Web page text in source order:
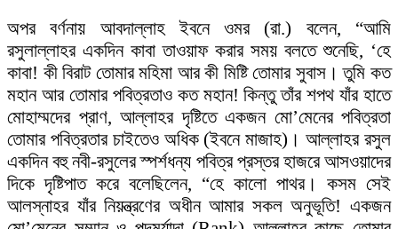
অপর বর্ণনায় আবদাল্লাহ ইবনে ওমর (রা.) বলেন, “আমি
রসুলাল্লাহর একদিন কাবা তাওয়াফ করার সময় বলতে শুনেছি, ‘হে
কাবা! কী বিরাট তোমার মহিমা আর কী মিষ্টি তোমার সুবাস। তুমি কত
মহান আর তোমার পবিত্রতাও কত মহান! কিন্তু তাঁর শপথ যাঁর হাতে
মোহাম্মদের প্রাণ, আল্লাহর দৃষ্টিতে একজন মো’মেনের পবিত্রতা
তোমার পবিত্রতার চাইতেও অধিক (ইবনে মাজাহ)। আল্লাহর রসুল
একদিন বহু নবী-রসুলের স্পর্শধন্য পবিত্র প্রস্তর হাজরে আসওয়াদের
দিকে দৃষ্টিপাত করে বলেছিলেন, “হে কালো পাথর। কসম সেই
আলস্নাহর যাঁর নিয়ন্ত্রণের অধীন আমার সকল অনুভূতি! একজন